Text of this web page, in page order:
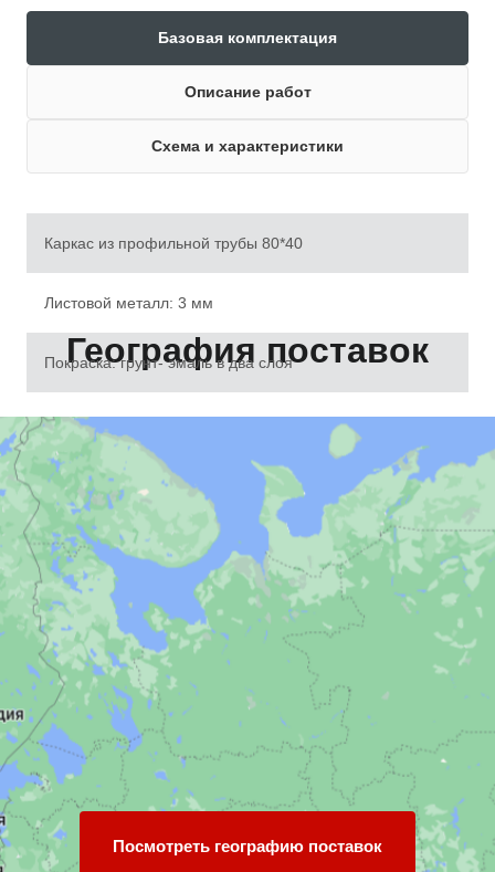
Базовая комплектация
Описание работ
Схема и характеристики
Каркас из профильной трубы 80*40
Листовой металл: 3 мм
Покраска: грунт- эмаль в два слоя
География поставок
Посмотреть географию поставок